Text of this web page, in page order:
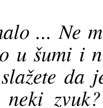
... Ne
u šumi i